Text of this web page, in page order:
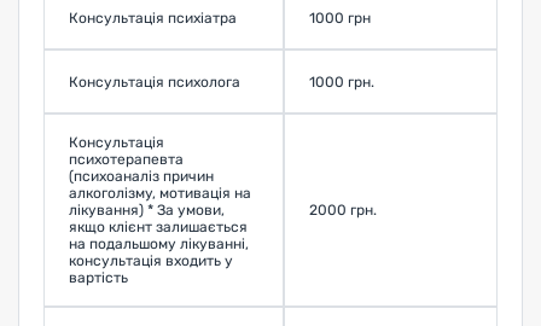
Консультація психіатра 1000 грн
Консультація психолога 1000 грн.
Консультація
психотерапевта
(психоаналіз причин
алкоголізму, мотивація на
лікування) * За умови,
якщо клієнт залишається
на подальшому лікуванні,
консультація входить у
вартість
2000 грн.